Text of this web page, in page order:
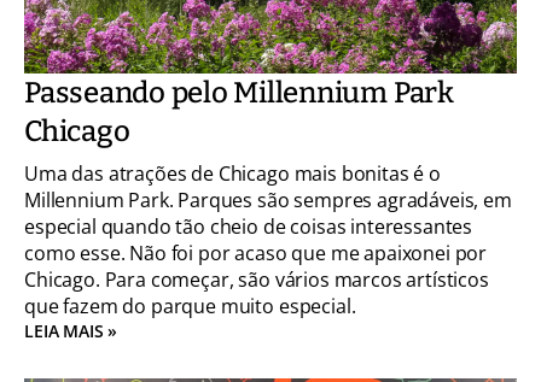
Passeando pelo Millennium Park
Chicago
Uma das atrações de Chicago mais bonitas é o
Millennium Park. Parques são sempres agradáveis, em
especial quando tão cheio de coisas interessantes
como esse. Não foi por acaso que me apaixonei por
Chicago. Para começar, são vários marcos artísticos
que fazem do parque muito especial.
LEIA MAIS »